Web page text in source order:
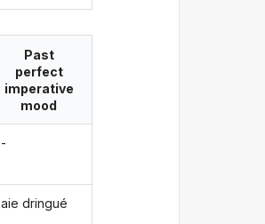
Past
perfect
imperative
mood
-
aie dringué